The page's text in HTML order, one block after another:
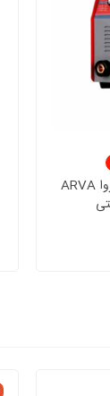
اینورتر جوشکاری ARC 215E آروا ARVA